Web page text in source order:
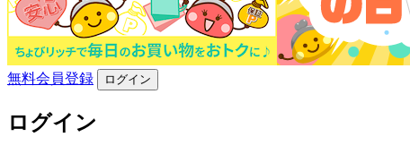
無料会員登録 ログイン
ログイン